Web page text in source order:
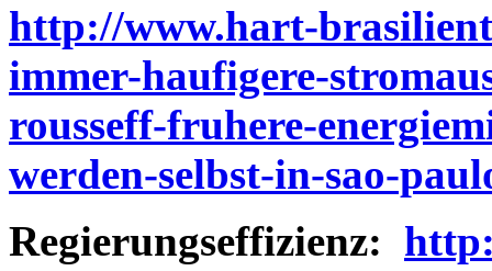
http://www.hart-
immer-haufigere-
rousseff-fruhere-
werden-selbst-in-sao-
Regierungseffizienz: